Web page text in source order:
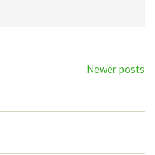
Newer posts